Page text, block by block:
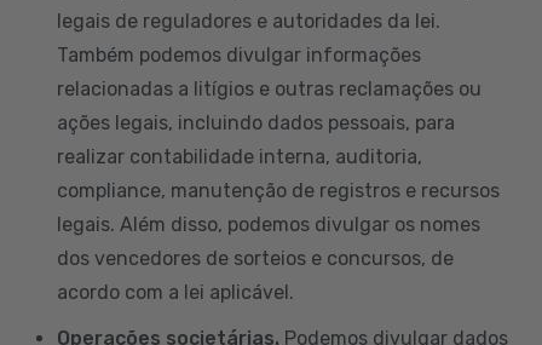
legais de reguladores e autoridades da lei.
Também podemos divulgar informações
relacionadas a litígios e outras reclamações ou
ações legais, incluindo dados pessoais, para
realizar contabilidade interna, auditoria,
compliance, manutenção de registros e recursos
legais. Além disso, podemos divulgar os nomes
dos vencedores de sorteios e concursos, de
acordo com a lei aplicável.
Operações societárias. Podemos divulgar dados